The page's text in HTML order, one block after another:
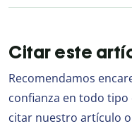
Citar este
Recomendamos
confianza en todo
citar nuestro artículo